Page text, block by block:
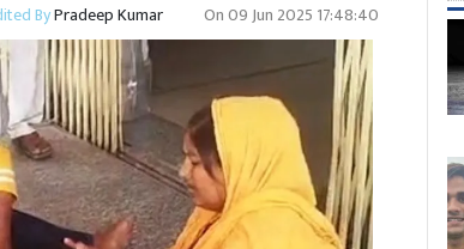
ByPradeep Kumar On09 Jun 2025 17:48:40